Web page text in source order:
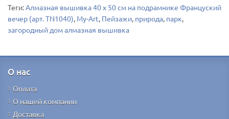
Теги:Алмазная вышивка 40 х 50 см на подрамнике Француский
вечер (арт. TN1040), My-Art, Пейзажи, природа, парк,
загородный дом алмазная вышивка
О нас
Оплата
О нашей компании
Доставка